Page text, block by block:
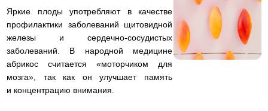
Яркие плоды употребляют в качестве
профилактики заболеваний щитовидной
железы и сердечно-сосудистых
заболеваний. В народной медицине
абрикос считается «моторчиком для
мозга», так как он улучшает память
и концентрацию внимания.